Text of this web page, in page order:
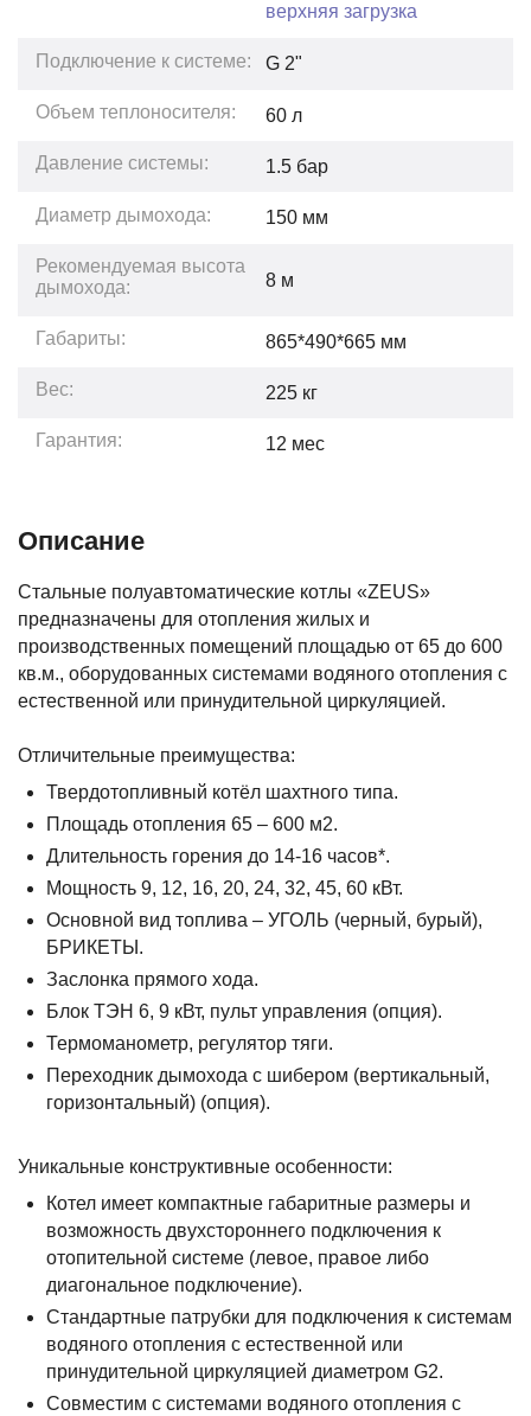
верхняя загрузка
Подключение к системе: G 2"
Объем теплоносителя: 60 л
Давление системы: 1.5 бар
Диаметр дымохода: 150 мм
Рекомендуемая высота
дымохода:
8 м
Габариты: 865*490*665 мм
Вес: 225 кг
Гарантия: 12 мес
Описание
Стальные полуавтоматические котлы «ZEUS»
предназначены для отопления жилых и
производственных помещений площадью от 65 до 600
кв.м., оборудованных системами водяного отопления с
естественной или принудительной циркуляцией.
Отличительные преимущества:
Твердотопливный котёл шахтного типа.
Площадь отопления 65 – 600 м2.
Длительность горения до 14-16 часов*.
Мощность 9, 12, 16, 20, 24, 32, 45, 60 кВт.
Основной вид топлива – УГОЛЬ (черный, бурый),
БРИКЕТЫ.
Заслонка прямого хода.
Блок ТЭН 6, 9 кВт, пульт управления (опция).
Термоманометр, регулятор тяги.
Переходник дымохода с шибером (вертикальный,
горизонтальный) (опция).
Уникальные конструктивные особенности:
Котел имеет компактные габаритные размеры и
возможность двухстороннего подключения к
отопительной системе (левое, правое либо
диагональное подключение).
Стандартные патрубки для подключения к системам
водяного отопления с естественной или
принудительной циркуляцией диаметром G2.
Совместим с системами водяного отопления с